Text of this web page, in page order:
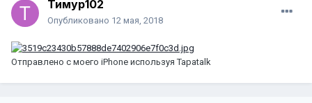
Тимур102
Опубликовано 12 мая, 2018
Отправлено с моего iPhone используя Tapatalk